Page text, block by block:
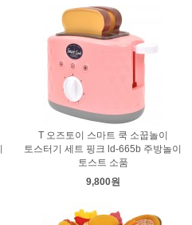
T 오즈토이 스마트 쿡 소꿉놀이
토스터기 세트 핑크 ld-665b 주방놀이
토스트 소품
9,800원